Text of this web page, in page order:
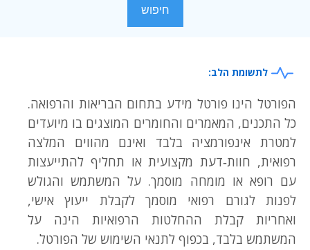
לתשומת הלב:
הפורטל הינו פורטל מידע בתחום הבריאות והרפואה.
כל התכנים, המאמרים והחומרים המוצגים בו מיועדים
למטרת אינפורמציה בלבד ואינם מהווים המלצה
רפואית, חוות‑דעת מקצועית או תחליף להתייעצות
עם רופא או מומחה מוסמך. על המשתמש והגולש
לפנות לגורם רפואי מוסמך לקבלת ייעוץ אישי,
ואחריות קבלת ההחלטות הרפואיות הינה על
המשתמש בלבד, בכפוף לתנאי השימוש של הפורטל.